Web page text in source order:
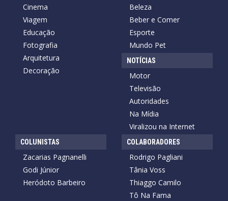
Cinema
Viagem
Educação
Fotografia
Arquitetura
Decoração
Beleza
Beber e Comer
Esporte
Mundo Pet
NOTÍCIAS
Motor
Televisão
Autoridades
Na Mídia
Viralizou na Internet
COLUNISTAS
Zacarias Pagnanelli
Godi Júnior
Heródoto Barbeiro
COLABORADORES
Rodrigo Pagliani
Tânia Voss
Thiaggo Camilo
Tô Na Fama